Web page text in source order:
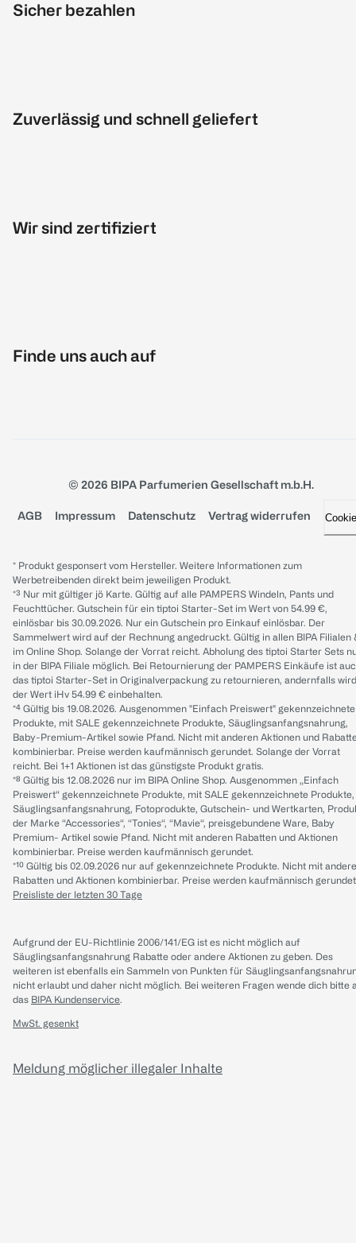
Sicher bezahlen
Zuverlässig und schnell geliefert
Wir sind zertifiziert
Finde uns auch auf
© 2026 BIPA Parfumerien Gesellschaft m.b.H.
AGB Impressum Datenschutz Vertrag widerrufen
* Produkt gesponsert vom Hersteller. Weitere Informationen zum
Werbetreibenden direkt beim jeweiligen Produkt.
*³ Nur mit gültiger jö Karte. Gültig auf alle PAMPERS Windeln, Pants und
Feuchttücher. Gutschein für ein tiptoi Starter-Set im Wert von 54.99 €,
einlösbar bis 30.09.2026. Nur ein Gutschein pro Einkauf einlösbar. Der
Sammelwert wird auf der Rechnung angedruckt. Gültig in allen BIPA Filialen
im Online Shop. Solange der Vorrat reicht. Abholung des tiptoi Starter Sets
in der BIPA Filiale möglich. Bei Retournierung der PAMPERS Einkäufe ist
das tiptoi Starter-Set in Originalverpackung zu retournieren, andernfalls wird
der Wert iHv 54.99 € einbehalten.
*⁴ Gültig bis 19.08.2026. Ausgenommen "Einfach Preiswert" gekennzeichnete
Produkte, mit SALE gekennzeichnete Produkte, Säuglingsanfangsnahrung,
Baby-Premium-Artikel sowie Pfand. Nicht mit anderen Aktionen und
kombinierbar. Preise werden kaufmännisch gerundet. Solange der Vorrat
reicht. Bei 1+1 Aktionen ist das günstigste Produkt gratis.
*⁸ Gültig bis 12.08.2026 nur im BIPA Online Shop. Ausgenommen „Einfach
Preiswert“ gekennzeichnete Produkte, mit SALE gekennzeichnete Produkte,
Säuglingsanfangsnahrung, Fotoprodukte, Gutschein- und Wertkarten,
der Marke “Accessories“, “Tonies“, “Mavie“, preisgebundene Ware, Baby
Premium- Artikel sowie Pfand. Nicht mit anderen Rabatten und Aktionen
kombinierbar. Preise werden kaufmännisch gerundet.
*¹⁰ Gültig bis 02.09.2026 nur auf gekennzeichnete Produkte. Nicht mit
Rabatten und Aktionen kombinierbar. Preise werden kaufmännisch
Preisliste der letzten 30 Tage
Aufgrund der EU-Richtlinie 2006/141/EG ist es nicht möglich auf
Säuglingsanfangsnahrung Rabatte oder andere Aktionen zu geben. Des
weiteren ist ebenfalls ein Sammeln von Punkten für
nicht erlaubt und daher nicht möglich. Bei weiteren Fragen wende dich bitte
das BIPA Kundenservice.
MwSt. gesenkt
Meldung möglicher illegaler Inhalte